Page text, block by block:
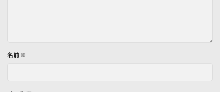
名前 ※